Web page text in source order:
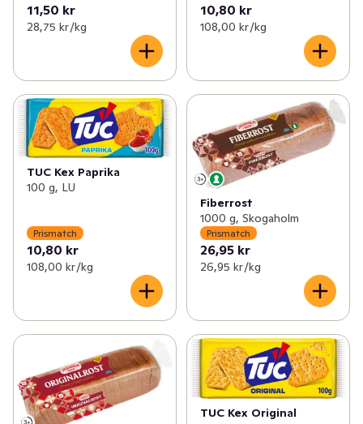
11,50 kr
28,75 kr /kg
10,80 kr
108,00 kr /kg
TUC Kex Paprika
100 g, LU
Prismatch
10,80 kr
108,00 kr /kg
Fiberrost
1000 g, Skogaholm
Prismatch
26,95 kr
26,95 kr /kg
TUC Kex Original